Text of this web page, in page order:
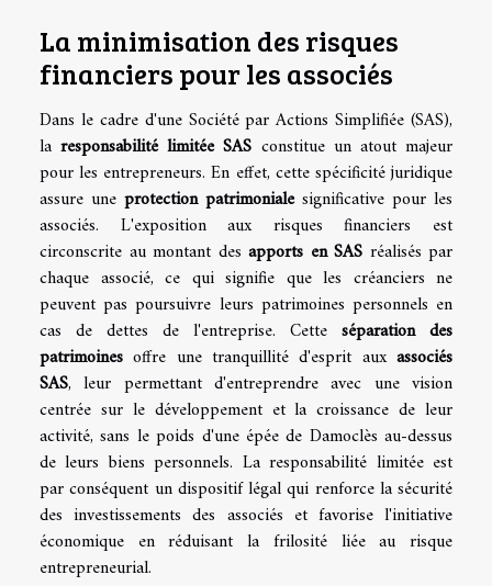
La minimisation des risques
financiers pour les associés
Dans le cadre d'une Société par Actions Simplifiée (SAS),
laresponsabilité limitée SAS constitue un atout majeur
pour les entrepreneurs. En effet, cette spécificité juridique
assure une protection patrimonialesignificative pour les
associés. L'exposition aux risques financiers est
circonscrite au montant des apports en SAS réalisés par
chaque associé, ce qui signifie que les créanciers ne
peuvent pas poursuivre leurs patrimoines personnels en
cas de dettes de l'entreprise. Cette séparation des
patrimoines offre une tranquillité d'esprit aux associés
SAS, leur permettant d'entreprendre avec une vision
centrée sur le développement et la croissance de leur
activité, sans le poids d'une épée de Damoclès au-dessus
de leurs biens personnels. La responsabilité limitée est
par conséquent un dispositif légal qui renforce la sécurité
des investissements des associés et favorise l'initiative
économique en réduisant la frilosité liée au risque
entrepreneurial.